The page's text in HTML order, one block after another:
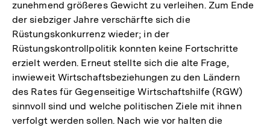
zunehmend größeres Gewicht zu verleihen. Zum Ende
der siebziger Jahre verschärfte sich die
Rüstungskonkurrenz wieder; in der
Rüstungskontrollpolitik konnten keine Fortschritte
erzielt werden. Erneut stellte sich die alte Frage,
inwieweit Wirtschaftsbeziehungen zu den Ländern
des Rates für Gegenseitige Wirtschaftshilfe (RGW)
sinnvoll sind und welche politischen Ziele mit ihnen
verfolgt werden sollen. Nach wie vor halten die